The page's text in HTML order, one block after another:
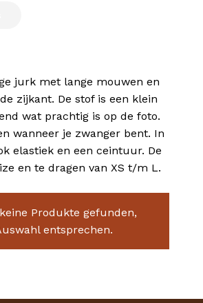
jurk met lange mouwen en
zijkant. De stof is een klein
wat prachtig is op de foto.
wanneer je zwanger bent. In
elastiek en een ceintuur. De
en te dragen van XS t/m L.
Produkte gefunden,
entsprechen.